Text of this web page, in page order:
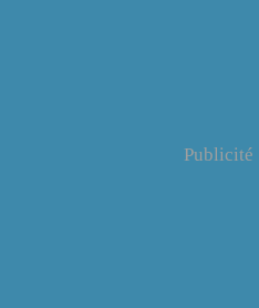
Publicité